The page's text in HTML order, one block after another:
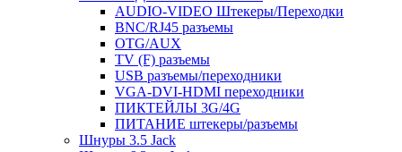
AUDIO-VIDEO Штекеры/Переходки
BNC/RJ45 разъемы
OTG/AUX
TV (F) разъемы
USB разъемы/переходники
VGA-DVI-HDMI переходники
ПИКТЕЙЛЫ 3G/4G
ПИТАНИЕ штекеры/разъемы
Шнуры 3.5 Jack